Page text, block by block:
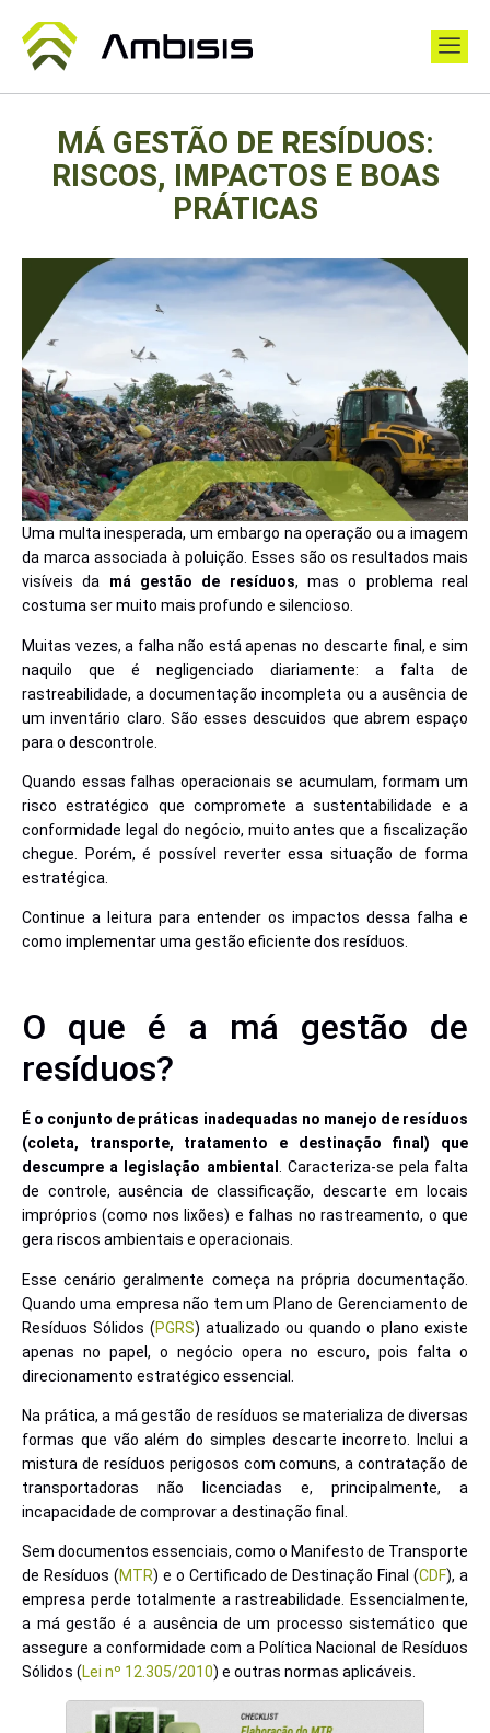
MÁ GESTÃO DE RESÍDUOS:
RISCOS, IMPACTOS E BOAS
PRÁTICAS
Uma multa inesperada, um embargo na operação ou a imagem
da marca associada à poluição. Esses são os resultados mais
visíveis da má gestão de resíduos, mas o problema real
costuma ser muito mais profundo e silencioso.
Muitas vezes, a falha não está apenas no descarte final, e sim
naquilo que é negligenciado diariamente: a falta de
rastreabilidade, a documentação incompleta ou a ausência de
um inventário claro. São esses descuidos que abrem espaço
para o descontrole.
Quando essas falhas operacionais se acumulam, formam um
risco estratégico que compromete a sustentabilidade e a
conformidade legal do negócio, muito antes que a fiscalização
chegue. Porém, é possível reverter essa situação de forma
estratégica.
Continue a leitura para entender os impactos dessa falha e
como implementar uma gestão eficiente dos resíduos.
O que é a má gestão de
resíduos?
É o conjunto de práticas inadequadas no manejo de resíduos
(coleta, transporte, tratamento e destinação final) que
descumpre a legislação ambiental . Caracteriza-se pela falta
de controle, ausência de classificação, descarte em locais
impróprios (como nos lixões) e falhas no rastreamento, o que
gera riscos ambientais e operacionais.
Esse cenário geralmente começa na própria documentação.
Quando uma empresa não tem um Plano de Gerenciamento de
Resíduos Sólidos (PGRS) atualizado ou quando o plano existe
apenas no papel, o negócio opera no escuro, pois falta o
direcionamento estratégico essencial.
Na prática, a má gestão de resíduos se materializa de diversas
formas que vão além do simples descarte incorreto. Inclui a
mistura de resíduos perigosos com comuns, a contratação de
transportadoras não licenciadas e, principalmente, a
incapacidade de comprovar a destinação final.
Sem documentos essenciais, como o Manifesto de Transporte
de Resíduos (MTR) e o Certificado de Destinação Final (CDF), a
empresa perde totalmente a rastreabilidade. Essencialmente,
a má gestão é a ausência de um processo sistemático que
assegure a conformidade com a Política Nacional de Resíduos
Sólidos (Lei nº 12.305/2010) e outras normas aplicáveis.